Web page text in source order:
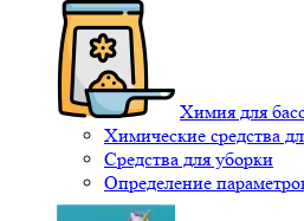
Химия для
Химические средства
Средства для уборки
Определение